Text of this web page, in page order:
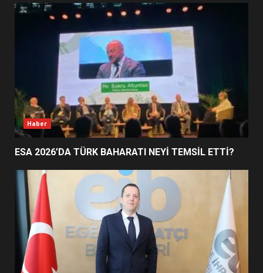
EİB’DE KRİTİK ATAMA:
SÜRDÜRÜLEBİLİRLİKTE NE
DEĞİŞECEK?
4
EDREMİT’İN GURURU TÜRKİYE
FİNALİNDE NE BAŞARDI?
5
UZATILDI: NE DEĞİŞTİ?
6
BURHANİYE SATRANÇ
TURNUVASI KAYITLARI NEYİ
DEĞİŞTİRİYOR?
Haber
ESA 2026’DA TÜRK BAHARATI NEYİ TEMSİL ETTİ?